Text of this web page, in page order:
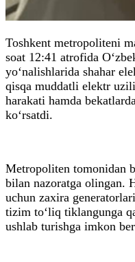
Toshkent metropoliteni
soat 12:41 atrofida
yo‘nalishlarida shahar
qisqa muddatli elektr
harakati hamda
ko‘rsatdi.
Metropoliten tomonidan
bilan nazoratga olingan.
uchun zaxira
tizim to‘liq tiklangunga
ushlab turishga imkon